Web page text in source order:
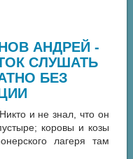
АНДРЕЙ -
СЛУШАТЬ
БЕЗ
и не знал, что он
коровы и козы
лагеря там